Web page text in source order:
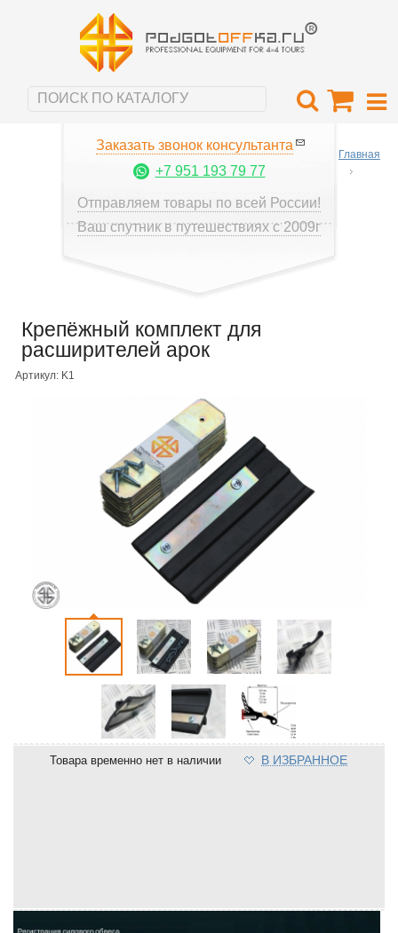
Заказать звонок консультанта
+7 951 193 79 77
Отправляем товары по всей России!
Ваш спутник в путешествиях с 2009г
Главная
Крепёжный комплект для
расширителей арок
Артикул: K1
Товара временно нет в наличии В ИЗБРАННОЕ